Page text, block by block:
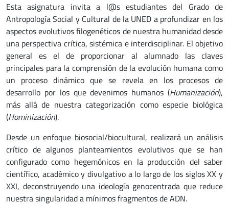
Esta asignatura invita a l@s estudiantes del Grado de
Antropología Social y Cultural de la UNED a profundizar en los
aspectos evolutivos filogenéticos de nuestra humanidad desde
una perspectiva crítica, sistémica e interdisciplinar. El objetivo
general es el de proporcionar al alumnado las claves
principales para la comprensión de la evolución humana como
un proceso dinámico que se revela en los procesos de
desarrollo por los que devenimos humanos (Humanización),
más allá de nuestra categorización como especie biológica
(Hominización).
Desde un enfoque biosocial/biocultural, realizará un análisis
crítico de algunos planteamientos evolutivos que se han
configurado como hegemónicos en la producción del saber
científico, académico y divulgativo a lo largo de los siglos XX y
XXI, deconstruyendo una ideología genocentrada que reduce
nuestra singularidad a mínimos fragmentos de ADN.